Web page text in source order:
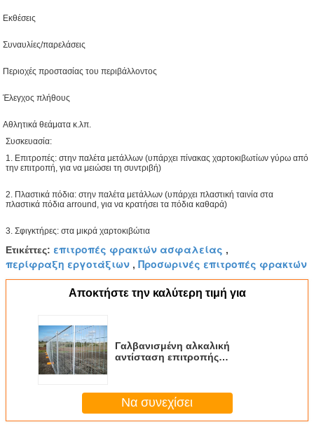
Εκθέσεις
Συναυλίες/παρελάσεις
Περιοχές προστασίας του περιβάλλοντος
Έλεγχος πλήθους
Αθλητικά θεάματα κ.λπ.
Συσκευασία:
1. Επιτροπές: στην παλέτα μετάλλων (υπάρχει πίνακας χαρτοκιβωτίων γύρω από
την επιτροπή, για να μειώσει τη συντριβή)
2. Πλαστικά πόδια: στην παλέτα μετάλλων (υπάρχει πλαστική ταινία στα
πλαστικά πόδια arround, για να κρατήσει τα πόδια καθαρά)
3. Σφιγκτήρες: στα μικρά χαρτοκιβώτια
Ετικέττες: επιτροπές φρακτών ασφαλείας ,
περίφραξη εργοτάξιων , Προσωρινές επιτροπές φρακτών
Αποκτήστε την καλύτερη τιμή για
Γαλβανισμένη αλκαλική
αντίσταση επιτροπής
50x150mm
Να συνεχίσει